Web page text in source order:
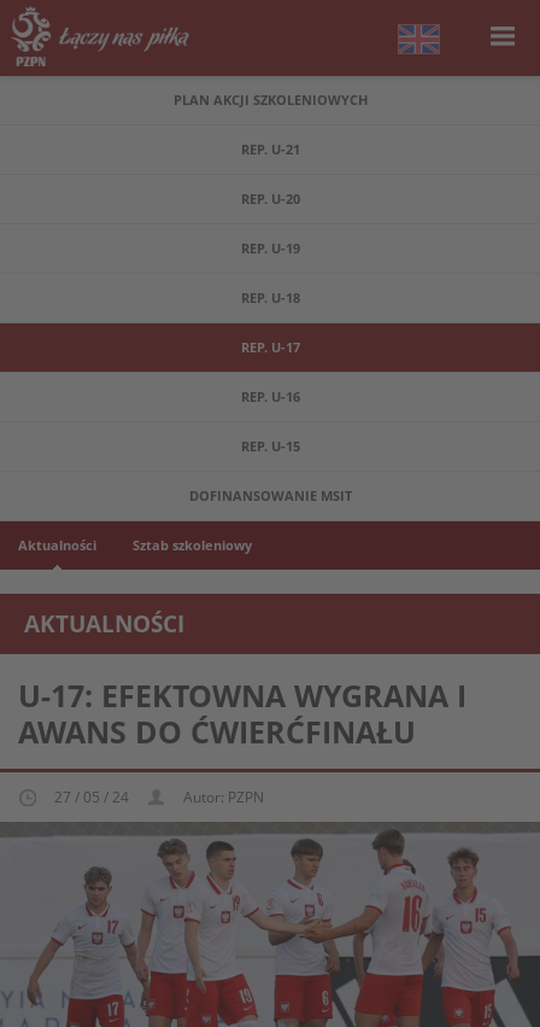
PLAN AKCJI SZKOLENIOWYCH
REP. U-21
REP. U-20
REP. U-19
REP. U-18
REP. U-17
REP. U-16
REP. U-15
DOFINANSOWANIE MSIT
Aktualności Sztab szkoleniowy
AKTUALNOŚCI
REPREZENTACJA MŁODZIEŻOWA U-17
U-17: EFEKTOWNA WYGRANA I
AWANS DO ĆWIERĆFINAŁU
27 / 05 / 24 Autor: PZPN